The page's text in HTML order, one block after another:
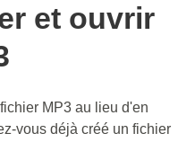
et ouvrir
MP3 au lieu d'en
vous déjà créé un fichier